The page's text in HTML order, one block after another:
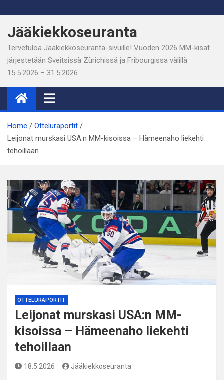
to
content
Jääkiekkoseuranta
Tervetuloa Jääkiekkoseuranta-sivuille! Vuoden 2026 MM-kisat
järjestetään Sveitsissä Zürichissä ja Fribourgissa välillä
15.5.2026 – 31.5.2026
Home
Otteluraportit
Leijonat murskasi USA:n MM-kisoissa – Hämeenaho liekehti
tehoillaan
OTTELURAPORTIT
Leijonat murskasi USA:n MM-
kisoissa – Hämeenaho liekehti
tehoillaan
18.5.2026 Jääkiekkoseuranta